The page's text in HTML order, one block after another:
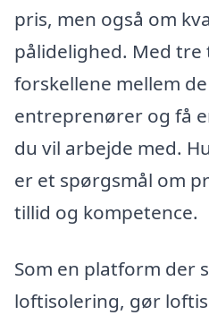
pris, men også om
pålidelighed. Med
forskellene mellem
entreprenører og få
du vil arbejde med.
er et spørgsmål om
tillid og kompetence.
Som en platform der
loftisolering, gør